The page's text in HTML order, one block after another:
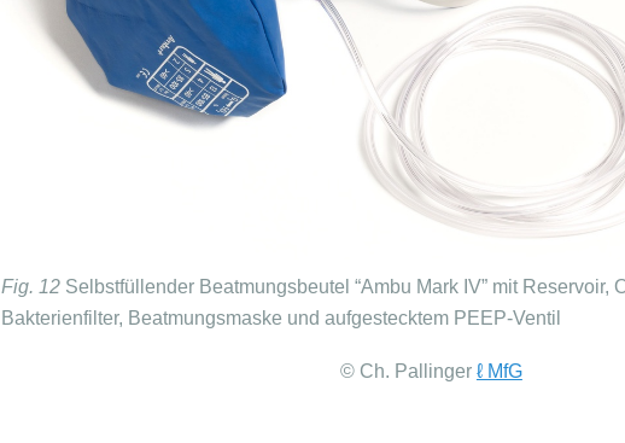
Fig. 12 Selbstfüllender Beatmungsbeutel “Ambu Mark IV” mit Reservoir,
Bakterienfilter, Beatmungsmaske und aufgestecktem PEEP-Ventil
© Ch. Pallinger ℓ MfG